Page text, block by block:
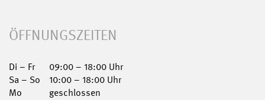
ÖFFNUNGSZEITEN
Di – Fr
09:00 – 18:00 Uhr
Sa – So
10:00 – 18:00 Uhr
Mo
geschlossen